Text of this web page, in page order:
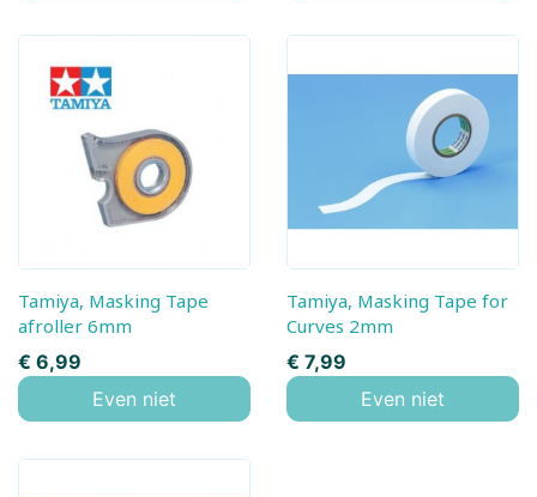
Tamiya, Masking Tape
afroller 6mm
Prijs
€ 6,99
Even niet
Tamiya, Masking Tape for
Curves 2mm
Prijs
€ 7,99
Even niet